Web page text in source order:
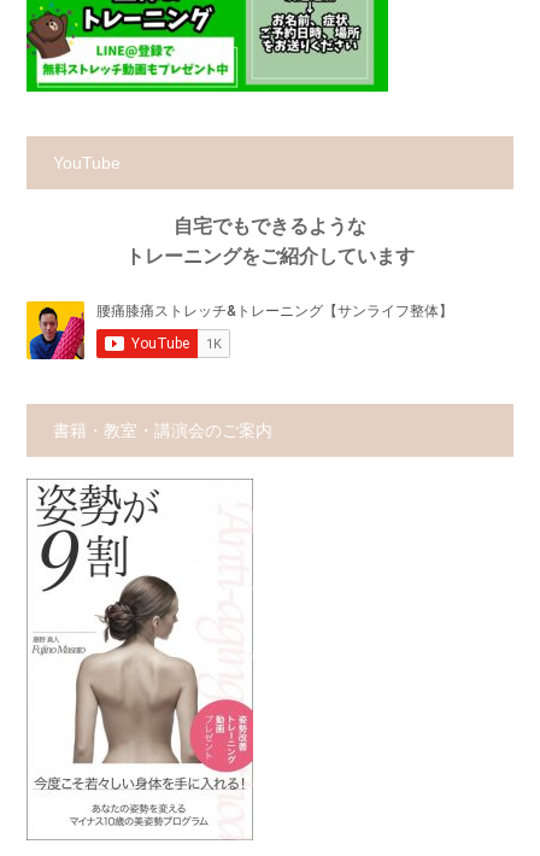
YouTube
自宅でもできるような
トレーニングをご紹介しています
書籍・教室・講演会のご案内